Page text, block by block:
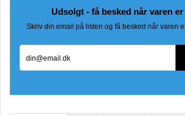
Udsolgt - få besked når varen
Skriv din email på listen og få besked når varen